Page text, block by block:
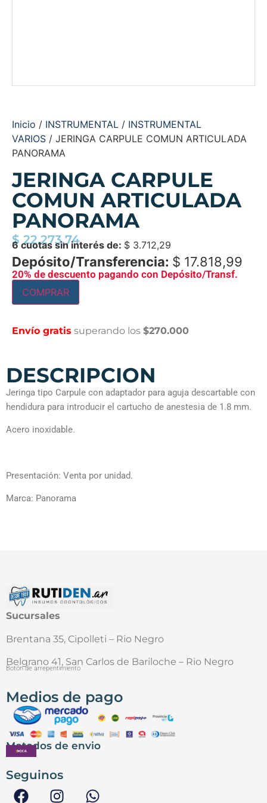
Inicio / INSTRUMENTAL / INSTRUMENTAL
VARIOS / JERINGA CARPULE COMUN ARTICULADA
PANORAMA
JERINGA CARPULE
COMUN ARTICULADA
PANORAMA
$ 22.273,74
6 cuotas sin interés de: $ 3.712,29
Depósito/Transferencia: $ 17.818,99
20% de descuento pagando con Depósito/Transf.
COMPRAR
Envío gratis superando los $270.000
DESCRIPCION
Jeringa tipo Carpule con adaptador para aguja descartable con
hendidura para introducir el cartucho de anestesia de 1.8 mm.
Acero inoxidable.
Presentación: Venta por unidad.
Marca: Panorama
Sucursales
Brentana 35, Cipolleti – Rio Negro
Belgrano 41, San Carlos de Bariloche – Rio Negro
Botón de arrepentimiento
Medios de pago
Metodos de envio
Seguinos